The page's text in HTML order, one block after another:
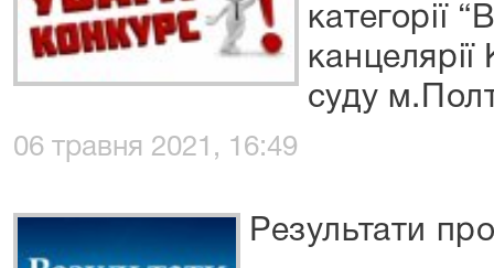
категорії
суду
06 травня 2021, 16:49
Результати